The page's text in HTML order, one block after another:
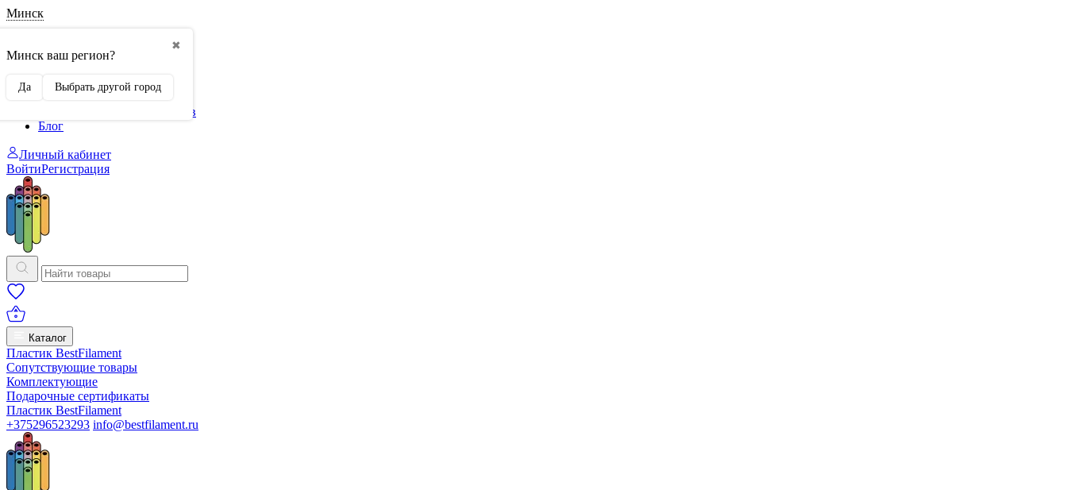
Минск
✖
Минск ваш регион?
Да Выбрать другой город
Филиалы
Система скидок
Оплата и доставка
Для крупных 3D-печатников
Блог
Личный кабинет
ВойтиРегистрация
Каталог
Пластик BestFilament
Сопутствующие товары
Комплектующие
Подарочные сертификаты
Пластик BestFilament
+375296523293 info@bestfilament.ru